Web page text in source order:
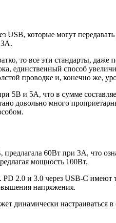
USB, которые могут
3А.
то все эти стандарты,
единственный способ
проводке и, конечно же,
5В и 5А, что в сумме
довольно много
60Вт при 3А, что
мощность 100Вт.
2.0 и 3.0 через USB-C
напряжения.
динамически настраиваться